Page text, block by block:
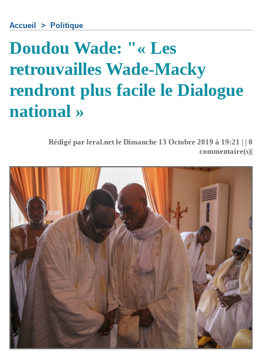
Accueil > Politique
Doudou Wade: "​« Les
retrouvailles Wade-Macky
rendront plus facile le Dialogue
national »
Rédigé par leral.net le Dimanche 13 Octobre 2019 à 19:21 | | 0
commentaire(s)|